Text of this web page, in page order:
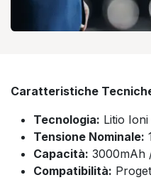
Caratteristiche
Tecnologia: Litio
Tensione Nominale:
Capacità: 3000mAh
Compatibilità: